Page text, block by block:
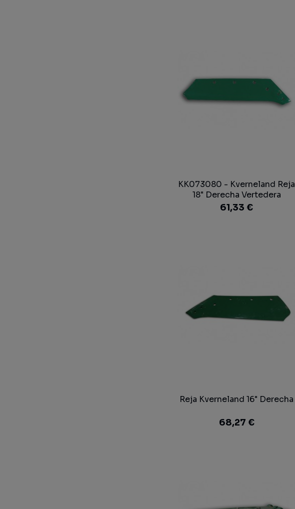
KK073080 - Kverneland Reja
18" Derecha Vertedera
61,33 €
Reja Kverneland 16" Derecha
68,27 €